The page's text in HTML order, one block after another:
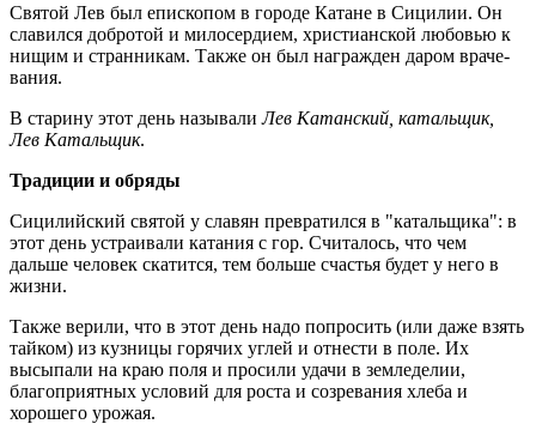
Свя­той Лев был епи­ско­пом в го­ро­де Ка­тане в Си­ци­лии. Он
сла­вил­ся доб­ро­той и ми­ло­сер­ди­ем, хри­сти­ан­ской любовью к
ни­щим и стран­ни­кам. Также он был награжден даром вра­че­
ва­ния.
В старину этот день называлиЛев Катанский, катальщик,
Лев Катальщик.
Традиции и обряды
Сицилийский святой у славян превратился в "катальщика": в
этот день устраивали катания с гор. Считалось, что чем
дальше человек скатится, тем больше счастья будет у него в
жизни.
Также верили, что в этот день надо попросить (или даже взять
тайком) из кузницы горячих углей и отнести в поле. Их
высыпали на краю поля и просили удачи в земледелии,
благоприятных условий для роста и созревания хлеба и
хорошего урожая.